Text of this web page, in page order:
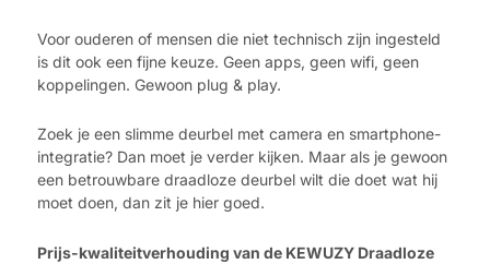
Voor ouderen of mensen die niet technisch zijn ingesteld
is dit ook een fijne keuze. Geen apps, geen wifi, geen
koppelingen. Gewoon plug & play.
Zoek je een slimme deurbel met camera en smartphone-
integratie? Dan moet je verder kijken. Maar als je gewoon
een betrouwbare draadloze deurbel wilt die doet wat hij
moet doen, dan zit je hier goed.
Prijs-kwaliteitverhouding van de KEWUZY Draadloze